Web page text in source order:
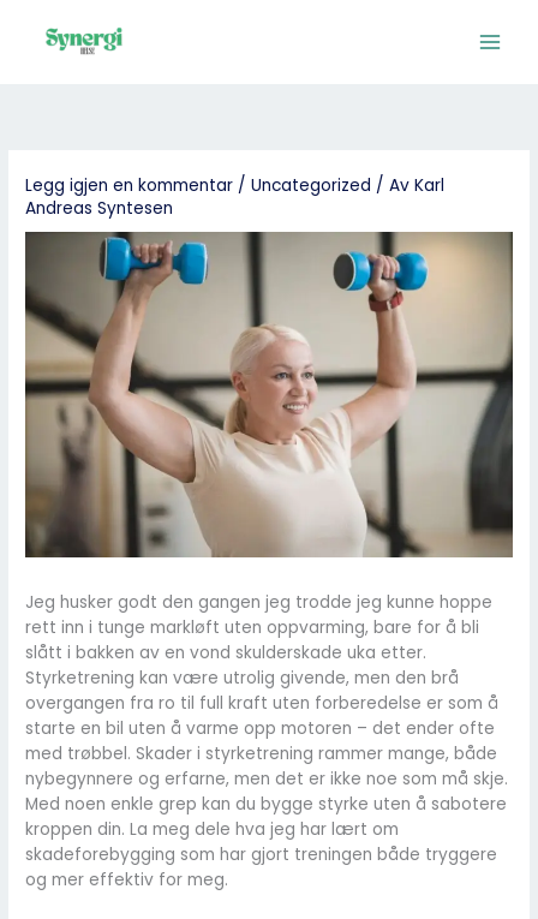
Legg igjen en kommentar /Uncategorized / Av Karl
Andreas Syntesen
Jeg husker godt den gangen jeg trodde jeg kunne hoppe
rett inn i tunge markløft uten oppvarming, bare for å bli
slått i bakken av en vond skulderskade uka etter.
Styrketrening kan være utrolig givende, men den brå
overgangen fra ro til full kraft uten forberedelse er som å
starte en bil uten å varme opp motoren – det ender ofte
med trøbbel. Skader i styrketrening rammer mange, både
nybegynnere og erfarne, men det er ikke noe som må skje.
Med noen enkle grep kan du bygge styrke uten å sabotere
kroppen din. La meg dele hva jeg har lært om
skadeforebygging som har gjort treningen både tryggere
og mer effektiv for meg.